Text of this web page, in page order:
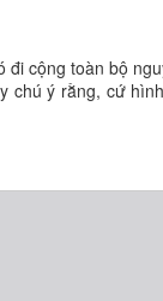
cộng toàn bộ
chú ý rằng, cứ